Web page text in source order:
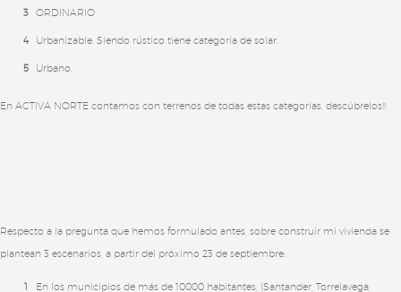
ORDINARIO
Urbanizable. Siendo rústico tiene categoría de solar.
Urbano.
En ACTIVA NORTE contamos con terrenos de todas estas categorías, descúbrelos!!
Respecto a la pregunta que hemos formulado antes, sobre construir mi vivienda se
plantean 3 escenarios, a partir del próximo 23 de septiembre:
En los municipios de más de 10000 habitantes, (Santander, Torrelavega,